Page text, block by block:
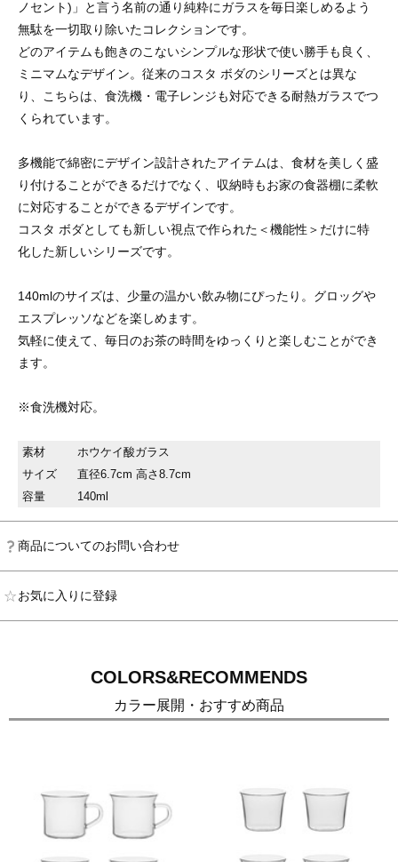
ノセント)」と言う名前の通り純粋にガラスを毎日楽しめるよう
無駄を一切取り除いたコレクションです。
どのアイテムも飽きのこないシンプルな形状で使い勝手も良く、
ミニマムなデザイン。従来のコスタ ボダのシリーズとは異な
り、こちらは、食洗機・電子レンジも対応できる耐熱ガラスでつ
くられています。
多機能で綿密にデザイン設計されたアイテムは、食材を美しく盛
り付けることができるだけでなく、収納時もお家の食器棚に柔軟
に対応することができるデザインです。
コスタ ボダとしても新しい視点で作られた＜機能性＞だけに特
化した新しいシリーズです。
140mlのサイズは、少量の温かい飲み物にぴったり。グロッグや
エスプレッソなどを楽しめます。
気軽に使えて、毎日のお茶の時間をゆっくりと楽しむことができ
ます。
※食洗機対応。
素材
ホウケイ酸ガラス
サイズ
直径6.7cm 高さ8.7cm
容量
140ml
商品についてのお問い合わせ
お気に入りに登録
COLORS&RECOMMENDS
カラー展開・おすすめ商品